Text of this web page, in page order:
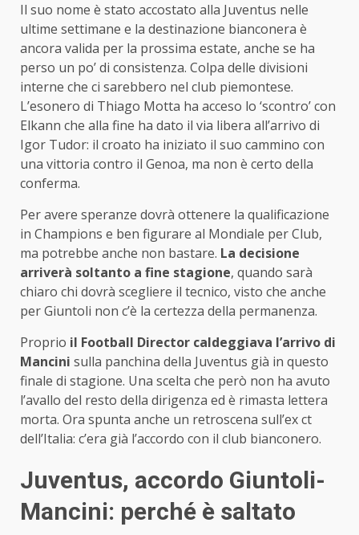
Il suo nome è stato accostato alla Juventus nelle
ultime settimane e la destinazione bianconera è
ancora valida per la prossima estate, anche se ha
perso un po’ di consistenza. Colpa delle divisioni
interne che ci sarebbero nel club piemontese.
L’esonero di Thiago Motta ha acceso lo ‘scontro’ con
Elkann che alla fine ha dato il via libera all’arrivo di
Igor Tudor: il croato ha iniziato il suo cammino con
una vittoria contro il Genoa, ma non è certo della
conferma.
Per avere speranze dovrà ottenere la qualificazione
in Champions e ben figurare al Mondiale per Club,
ma potrebbe anche non bastare. La decisione
arriverà soltanto a fine stagione, quando sarà
chiaro chi dovrà scegliere il tecnico, visto che anche
per Giuntoli non c’è la certezza della permanenza.
Proprio il Football Director caldeggiava l’arrivo di
Mancini sulla panchina della Juventus già in questo
finale di stagione. Una scelta che però non ha avuto
l’avallo del resto della dirigenza ed è rimasta lettera
morta. Ora spunta anche un retroscena sull’ex ct
dell’Italia: c’era già l’accordo con il club bianconero.
Juventus, accordo Giuntoli-
Mancini: perché è saltato